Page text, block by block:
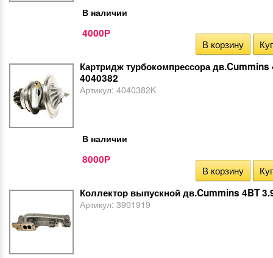
В наличии
4000Р
В корзину
Картридж турбокомпрессора дв.Cummins
4040382
Артикул: 4040382K
В наличии
8000Р
В корзину
Коллектор выпускной дв.Cummins 4BT
Артикул: 3901919